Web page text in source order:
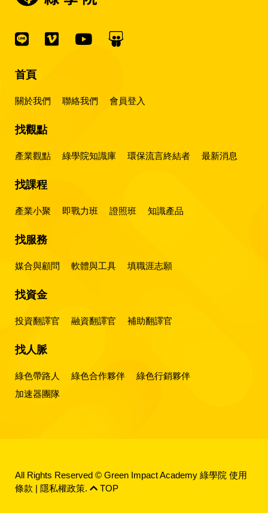
首頁
關於我們 聯絡我們 會員登入
找觀點
產業觀點 綠學院知識庫 環保流言終結者 最新消息
找課程
產業小聚 即戰力班 證照班 知識產品
找服務
媒合與顧問 軟體與工具 填職涯志願
找資金
投資翻譯官 融資翻譯官 補助翻譯官
找人脈
綠色帶路人 綠色合作夥伴
綠色行銷夥伴
加速器團隊
All Rights Reserved © Green Impact Academy 綠學院 使用
條款 | 隱私權政策. TOP